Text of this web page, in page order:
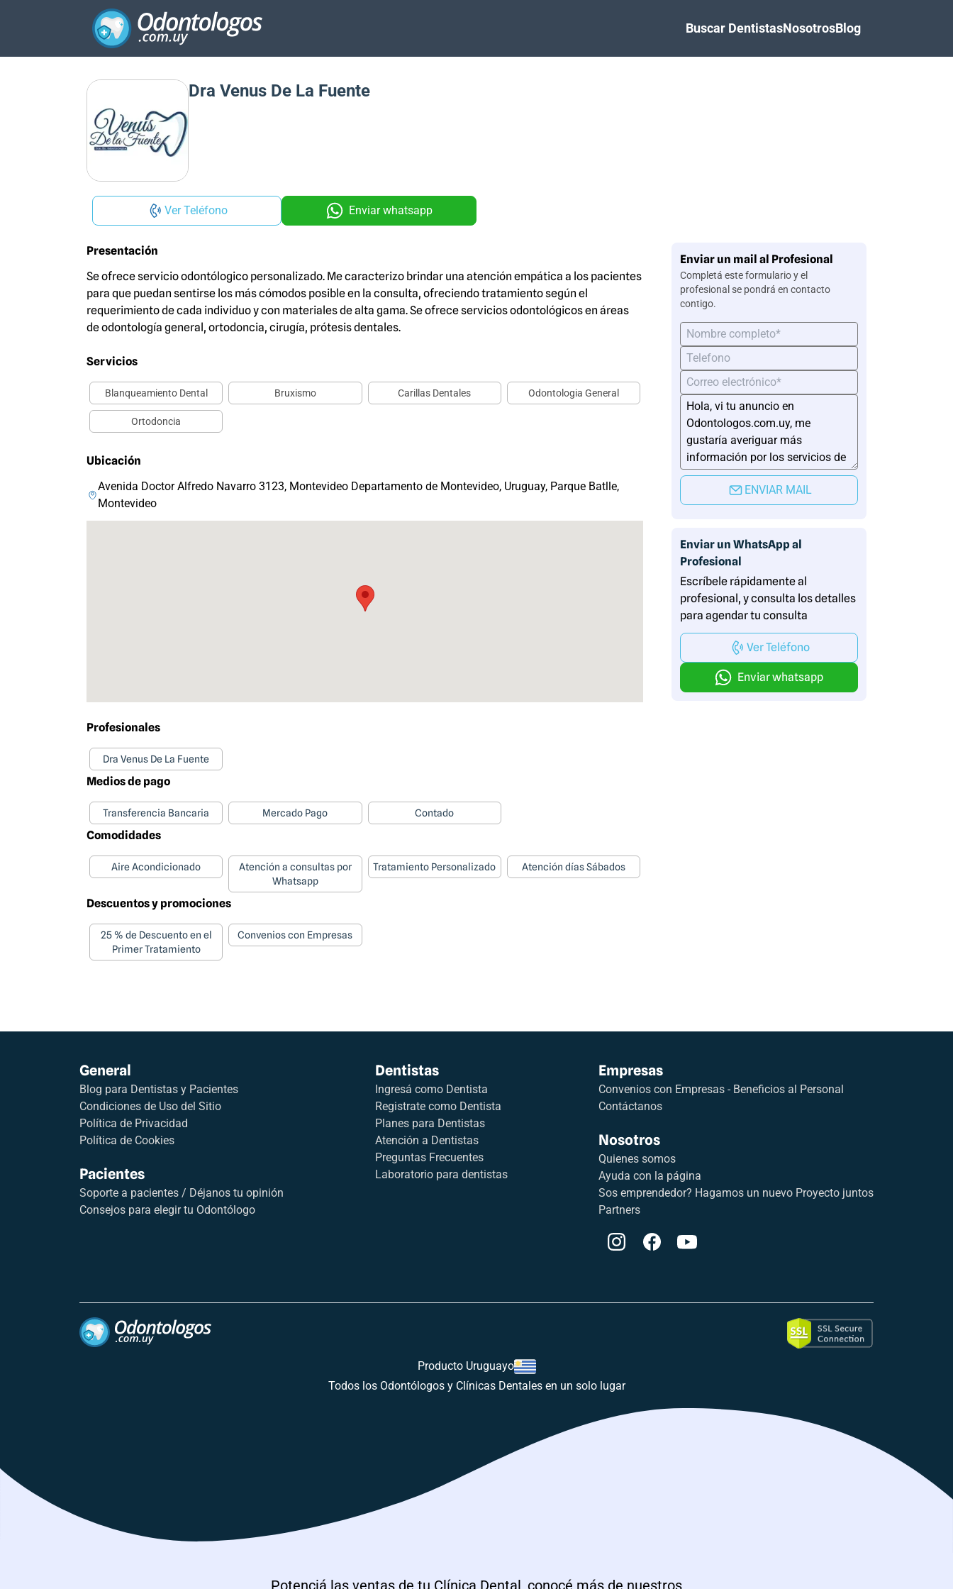
Buscar DentistasNosotrosBlog
Dra Venus De La Fuente
Ver Teléfono Enviar whatsapp
Presentación
Se ofrece servicio odontólogico personalizado. Me caracterizo brindar una atención empática a los pacientes
para que puedan sentirse los más cómodos posible en la consulta, ofreciendo tratamiento según el
requerimiento de cada individuo y con materiales de alta gama. Se ofrece servicios odontológicos en áreas
de odontología general, ortodoncia, cirugía, prótesis dentales.
Servicios
Blanqueamiento Dental Bruxismo Carillas Dentales Odontologia General
Ortodoncia
Ubicación
Avenida Doctor Alfredo Navarro 3123, Montevideo Departamento de Montevideo, Uruguay, Parque Batlle,
Montevideo
Profesionales
Dra Venus De La Fuente
Medios de pago
Transferencia Bancaria Mercado Pago Contado
Comodidades
Aire Acondicionado
Atención a consultas por
Whatsapp
Tratamiento Personalizado Atención días Sábados
Descuentos y promociones
25 % de Descuento en el
Primer Tratamiento
Convenios con Empresas
Enviar un mail al Profesional
Completá este formulario y el
profesional se pondrá en contacto
contigo.
ENVIAR MAIL
Enviar un WhatsApp al
Profesional
Escríbele rápidamente al
profesional, y consulta los detalles
para agendar tu consulta
Ver Teléfono
Enviar whatsapp
General
Blog para Dentistas y Pacientes
Condiciones de Uso del Sitio
Política de Privacidad
Política de Cookies
Pacientes
Soporte a pacientes / Déjanos tu opinión
Consejos para elegir tu Odontólogo
Dentistas
Ingresá como Dentista
Registrate como Dentista
Planes para Dentistas
Atención a Dentistas
Preguntas Frecuentes
Laboratorio para dentistas
Empresas
Convenios con Empresas - Beneficios al Personal
Contáctanos
Nosotros
Quienes somos
Ayuda con la página
Sos emprendedor? Hagamos un nuevo Proyecto juntos
Partners
Producto Uruguayo
Todos los Odontólogos y Clínicas Dentales en un solo lugar
Potenciá las ventas de tu Clínica Dental, conocé más de nuestros